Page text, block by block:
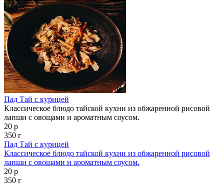
Пад Тай с курицей
Классическое блюдо тайской кухни из обжаренной рисовой
лапши с овощами и ароматным соусом.
20 р
350 г
Пад Тай с курицей
Классическое блюдо тайской кухни из обжаренной рисовой
лапши с овощами и ароматным соусом.
20 р
350 г